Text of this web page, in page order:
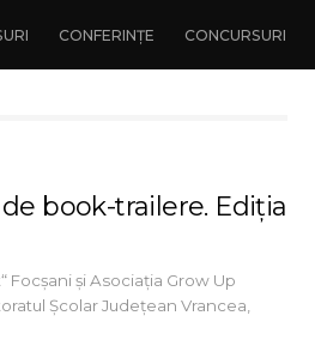
CONFERINȚE CONCURSURI
book-trailere. Ediția
Focșani și Asociația Grow Up
Şcolar Judeţean Vrancea,